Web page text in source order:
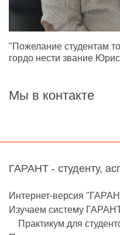
"Пожелание студентам
гордо нести звание
Мы в контакте
ГАРАНТ - студенту,
Интернет-версия
Изучаем систему
Практикум для